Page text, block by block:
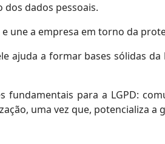
dos dados pessoais.
une a empresa em torno da
ajuda a formar bases sólidas
fundamentais para a LGPD:
uma vez que, potencializa